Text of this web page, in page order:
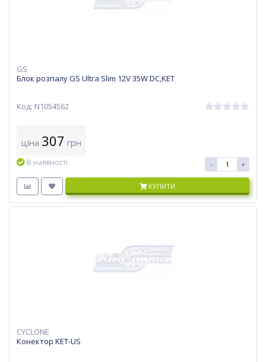
GS
Блок розпалу GS Ultra Slim 12V 35W DC,KET
Код: N1054562
ціна 307 грн
В наявності - +
КУПИТИ
CYCLONE
Конектор KET-US